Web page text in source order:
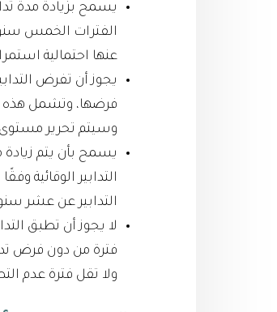
يسمح بزيادة مدة
الفترات الخمس
عنها احتمالية
يجوز أن تفرض
فرضها، وتشمل هذه
وسيتم تحرير مستوى
يسمح بأن يتم زيادة
التدابير الوقائية
التدابير عن عشر
لا يجوز أن تطبق
فترة من دون فرض
ولا تقل فترة عدم